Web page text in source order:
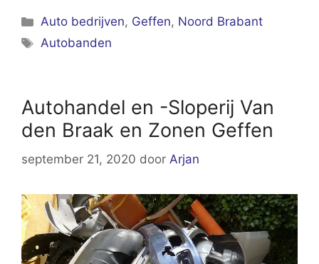
Categorieën
Auto bedrijven, Geffen, Noord Brabant
Tags
Autobanden
Autohandel en -Sloperij Van
den Braak en Zonen Geffen
september 21, 2020 door Arjan